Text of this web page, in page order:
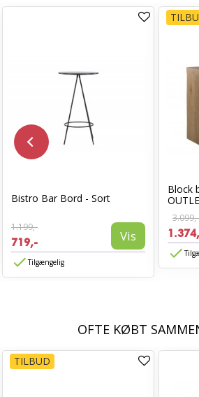
Bistro Bar Bord - Sort
1.199,-
719,- Vis
Tilgængelig
Block
3.099,-
OFTE KØBT
TILBUD